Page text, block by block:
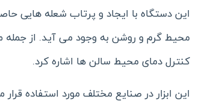
این دستگاه با ایجاد و پرتاب شعله هایی
محیط گرم و روشن به وجود می آید. از جمله
کنترل دمای محیط سالن ها اشاره کرد.
این ابزار در صنایع مختلف مورد استفاده